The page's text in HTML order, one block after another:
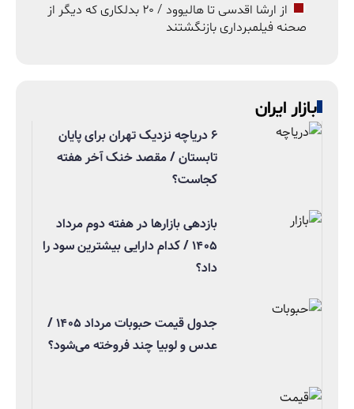
از ارشا اقدسی تا هالیوود / ۲۰ بدلکاری که دیگر از
صحنه فیلمبرداری بازنگشتند
بازار ایران
۶ دریاچه نزدیک تهران برای پایان
تابستان / مقصد خنک آخر هفته
کجاست؟
بازدهی بازارها در هفته دوم مرداد
۱۴۰۵ / کدام دارایی بیشترین سود را
داد؟
جدول قیمت حبوبات مرداد ۱۴۰۵ /
عدس و لوبیا چند فروخته می‌شود؟